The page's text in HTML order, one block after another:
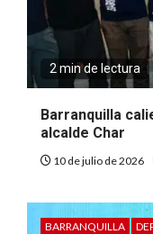
2 min de lectura
Barranquilla
alcalde Char
10 de julio de 2026
BARRANQUILLA